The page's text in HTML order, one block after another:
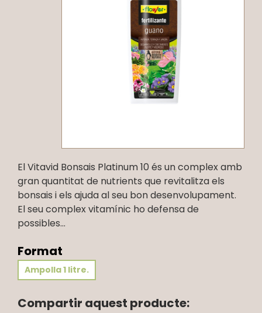
El Vitavid Bonsais Platinum 10 és un complex amb
gran quantitat de nutrients que revitalitza els
bonsais i els ajuda al seu bon desenvolupament.
El seu complex vitamínic ho defensa de
possibles...
Format
Ampolla 1 litre.
Compartir aquest producte: